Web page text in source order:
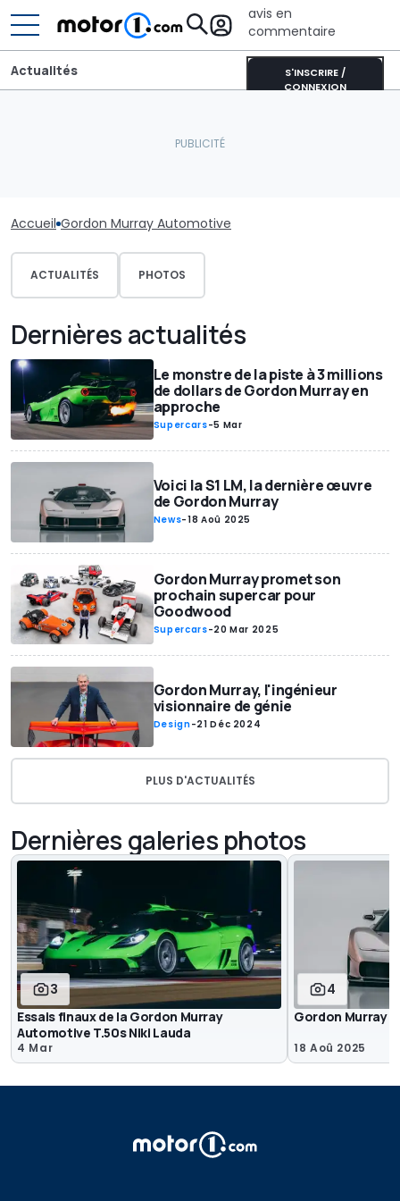
avis en
commentaire
S'INSCRIRE /
CONNEXION
Actualités
Accueil Gordon Murray Automotive
ACTUALITÉS PHOTOS
Dernières actualités
Le monstre de la piste à 3 millions
de dollars de Gordon Murray en
approche
Supercars-5 Mar
Voici la S1 LM, la dernière œuvre
de Gordon Murray
News-18 Aoû 2025
Gordon Murray promet son
prochain supercar pour
Goodwood
Supercars-20 Mar 2025
Gordon Murray, l'ingénieur
visionnaire de génie
Design-21 Déc 2024
PLUS D'ACTUALITÉS
Dernières galeries photos
3
Essais finaux de la Gordon Murray
Automotive T.50s Niki Lauda
4 Mar
4
Gordon Murray
18 Aoû 2025